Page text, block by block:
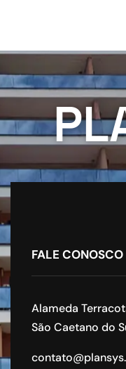
FALE CONOSCO
Alameda
São Caetano do